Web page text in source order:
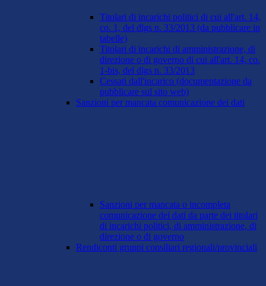
Titolari di incarichi politici di cui all'art. 14,
co. 1, del dlgs n. 33/2013 (da pubblicare in
tabelle)
Titolari di incarichi di amministrazione, di
direzione o di governo di cui all'art. 14, co.
1-bis, del dlgs n. 33/2013
Cessati dall'incarico (documentazione da
pubblicare sul sito web)
Sanzioni per mancata comunicazione dei dati
Sanzioni per mancata o incompleta
comunicazione dei dati da parte dei titolari
di incarichi politici, di amministrazione, di
direzione o di governo
Rendiconti gruppi consiliari regionali/provinciali